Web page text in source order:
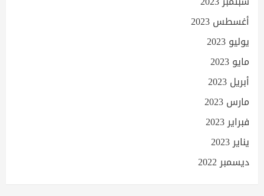
أغسطس 2023
يوليو 2023
مايو 2023
أبريل 2023
مارس 2023
فبراير 2023
يناير 2023
ديسمبر 2022